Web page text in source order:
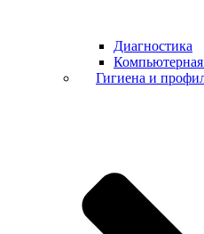
Диагностика
Гигиена и